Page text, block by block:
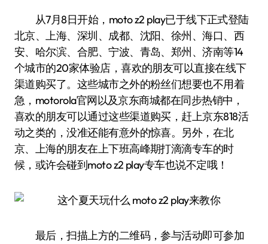
从7月8日开始，moto z2 play已于线下正式登陆
北京、上海、深圳、成都、沈阳、徐州、海口、西
安、哈尔滨、合肥、宁波、青岛、郑州、济南等14
个城市的20家体验店，喜欢的朋友可以直接在线下
渠道购买了。这些城市之外的粉丝们想要也不用着
急，motorola官网以及京东商城都在同步热销中，
喜欢的朋友可以通过这些渠道购买，赶上京东818活
动之类的，没准还能有意外的惊喜。另外，在北
京、上海的朋友在上下班高峰期打滴滴专车的时
候，或许会碰到moto z2 play专车也说不定哦！
最后，扫描上方的二维码，参与活动即可参加